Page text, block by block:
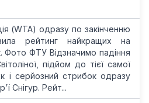
(WTA) одразу по закінченню
рейтинг найкращих на
Фото ФТУ Відзначимо падіння
підйом до тієї самої
і серйозний стрибок одразу
Снігур. Рейт...